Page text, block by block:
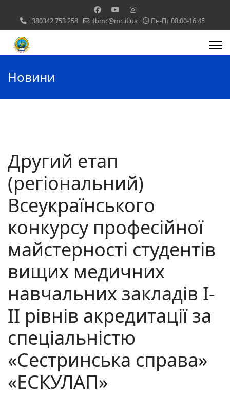
+380342 753 258 ifbmc@mc.if.ua Пн-Пт 08:00-16:45
Новини
Другий етап
(регіональний)
Всеукраїнського
конкурсу професійної
майстерності студентів
вищих медичних
навчальних закладів І-
ІІ рівнів акредитації за
спеціальністю
«Сестринська справа»
«ЕСКУЛАП»